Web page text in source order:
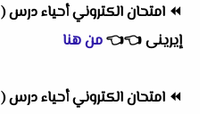
⏪ امتحان الكتروني أحياء
إيرينى👈
👈من هنا
⏪ امتحان الكتروني أحياء درس (